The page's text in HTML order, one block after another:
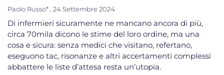
Paolo Russo* 24 Settembre 2024
Di infermieri sicuramente ne mancano ancora di più,
circa 70mila dicono le stime del loro ordine, ma una
cosa e sicura: senza medici che visitano, refertano,
eseguono tac, risonanze e altri accertamenti complessi
abbattere le liste d’attesa resta un’utopia.